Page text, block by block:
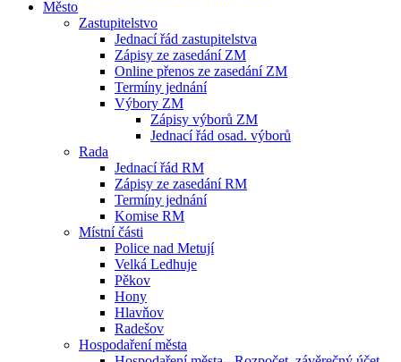
Město
Zastupitelstvo
Jednací řád zastupitelstva
Zápisy ze zasedání ZM
Online přenos ze zasedání ZM
Termíny jednání
Výbory ZM
Zápisy výborů ZM
Jednací řád osad. výborů
Rada
Jednací řád RM
Zápisy ze zasedání RM
Termíny jednání
Komise RM
Místní části
Police nad Metují
Velká Ledhuje
Pěkov
Hony
Hlavňov
Radešov
Hospodaření města